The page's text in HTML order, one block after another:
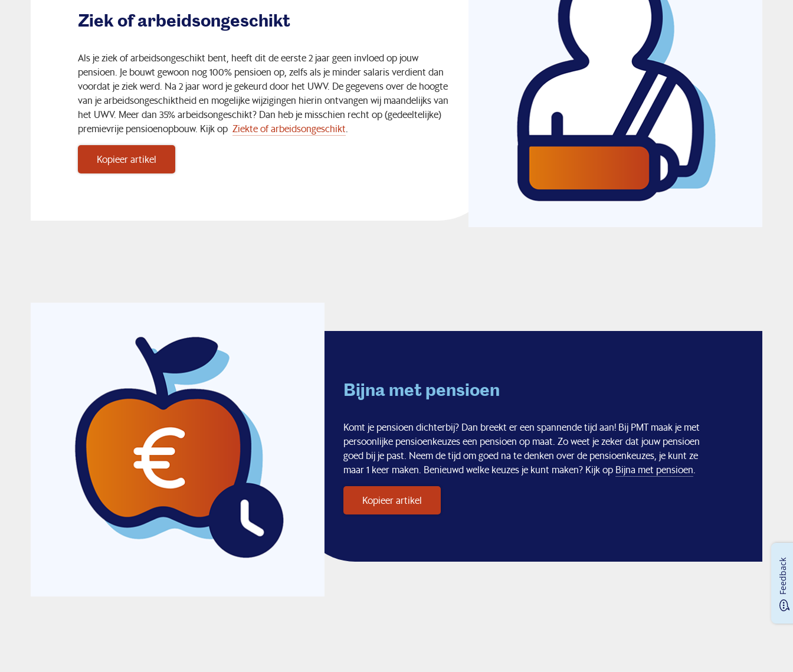
Ziek of arbeidsongeschikt
Als je ziek of arbeidsongeschikt bent, heeft dit de eerste 2 jaar geen invloed op jouw
pensioen. Je bouwt gewoon nog 100% pensioen op, zelfs als je minder salaris verdient dan
voordat je ziek werd. Na 2 jaar word je gekeurd door het UWV. De gegevens over de hoogte
van je arbeidsongeschiktheid en mogelijke wijzigingen hierin ontvangen wij maandelijks van
het UWV. Meer dan 35% arbeidsongeschikt? Dan heb je misschien recht op (gedeeltelijke)
premievrije pensioenopbouw. Kijk op Ziekte of arbeidsongeschikt
Kopieer artikel
Bijna met pensioen
Komt je pensioen dichterbij? Dan breekt er een spannende tijd aan! Bij PMT maak je met
persoonlijke pensioenkeuzes een pensioen op maat. Zo weet je zeker dat jouw pensioen
goed bij je past. Neem de tijd om goed na te denken over de pensioenkeuzes, je kunt ze
maar 1 keer maken. Benieuwd welke keuzes je kunt maken? Kijk op Bijna met pensioen
Kopieer artikel
Feedback